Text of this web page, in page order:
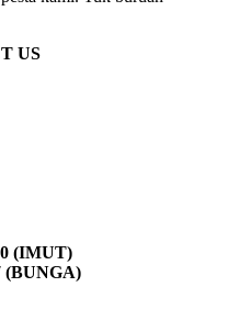
US
(IMUT)
(BUNGA)